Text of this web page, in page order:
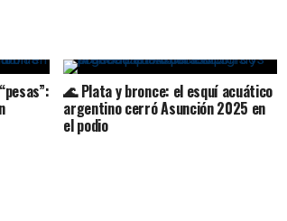
🌊 Plata y bronce: el esquí acuático
argentino cerró Asunción 2025 en
el podio